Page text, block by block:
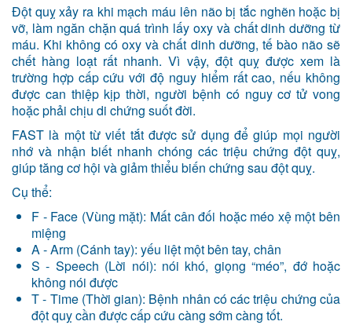
Đột quỵ xảy ra khi mạch máu lên não bị tắc nghẽn hoặc bị
vỡ, làm ngăn chặn quá trình lấy oxy và chất dinh dưỡng từ
máu. Khi không có oxy và chất dinh dưỡng, tế bào não sẽ
chết hàng loạt rất nhanh. Vì vậy, đột quỵ được xem là
trường hợp cấp cứu với độ nguy hiểm rất cao, nếu không
được can thiệp kịp thời, người bệnh có nguy cơ tử vong
hoặc phải chịu di chứng suốt đời.
FAST là một từ viết tắt được sử dụng để giúp mọi người
nhớ và nhận biết nhanh chóng các triệu chứng đột quỵ,
giúp tăng cơ hội và giảm thiểu biến chứng sau đột quỵ.
Cụ thể:
F - Face (Vùng mặt): Mất cân đối hoặc méo xệ một bên
miệng
A - Arm (Cánh tay): yếu liệt một bên tay, chân
S - Speech (Lời nói): nói khó, giọng “méo”, đớ hoặc
không nói được
T - Time (Thời gian): Bệnh nhân có các triệu chứng của
đột quỵ cần được cấp cứu càng sớm càng tốt.